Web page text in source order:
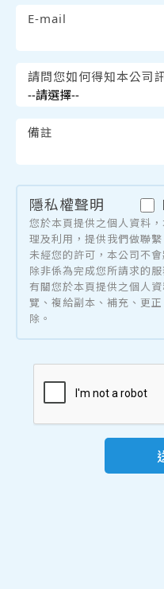
E-mail
請問您如何得知本公司
備註
隱私權聲明
您於本頁提供之個人資料
理及利用，提供我們做聯
未經您的許可，本公司不
除非係為完成您所請求的
有關您於本頁提供之個人
覽、複給副本、補充、更
除。